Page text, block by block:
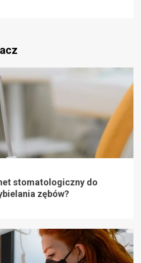
stomatologiczny do
zębów?